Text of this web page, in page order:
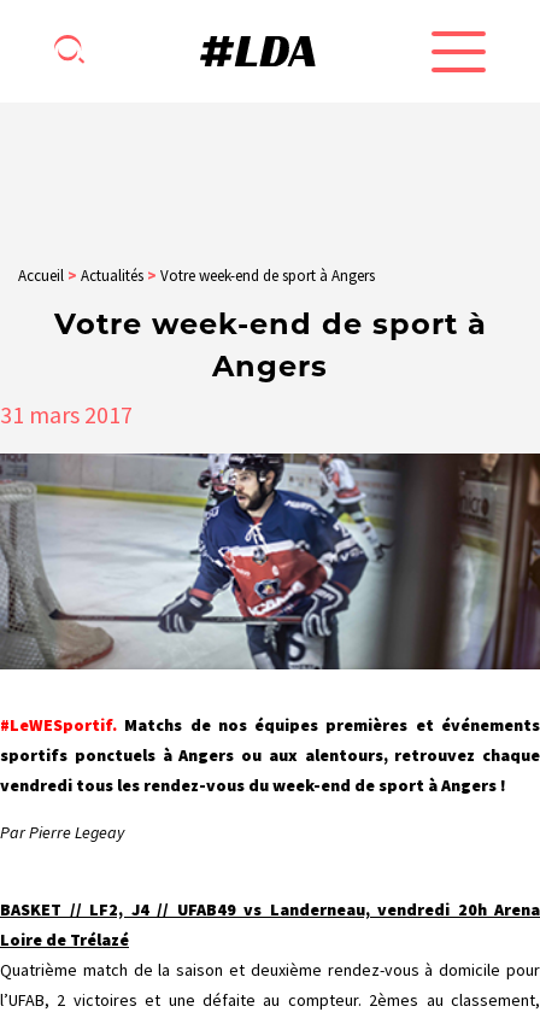
Accueil > Actualités > Votre week-end de sport à Angers
Votre week-end de sport à
Angers
31 mars 2017
#LeWESportif. Matchs de nos équipes premières et événements
sportifs ponctuels à Angers ou aux alentours, retrouvez chaque
vendredi tous les rendez-vous du week-end de sport à Angers !
Par Pierre Legeay
BASKET // LF2, J4 // UFAB49 vs Landerneau, vendredi 20h Arena
Loire de Trélazé
Quatrième match de la saison et deuxième rendez-vous à domicile pour
l’UFAB, 2 victoires et une défaite au compteur. 2èmes au classement,